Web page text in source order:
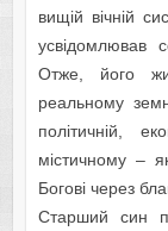
вищій вічній
усвідомлював
Отже, його
реальному
політичній,
містичному –
Богові через
Старший син